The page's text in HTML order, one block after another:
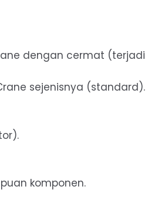
dengan cermat (terjadi
sejenisnya (standard).
komponen.